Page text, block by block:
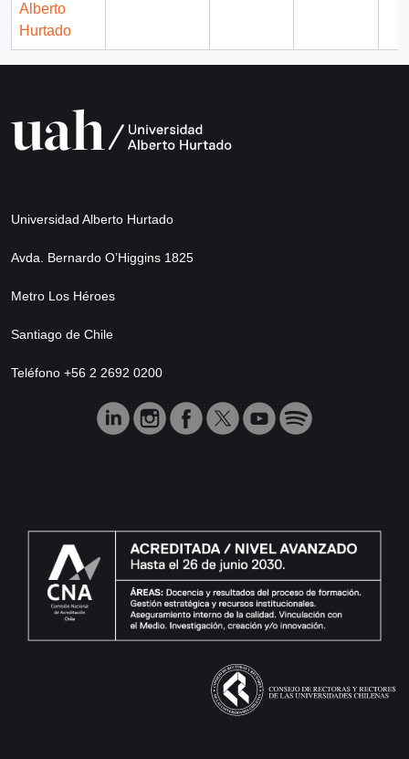
Alberto
Hurtado
Universidad Alberto Hurtado
Avda. Bernardo O’Higgins 1825
Metro Los Héroes
Santiago de Chile
Teléfono +56 2 2692 0200